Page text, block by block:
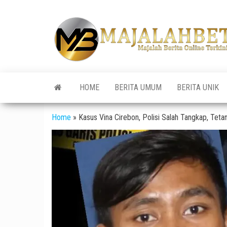
HOME BERITA UMUM BERITA UNIK
Home » Kasus Vina Cirebon, Polisi Salah Tangkap,